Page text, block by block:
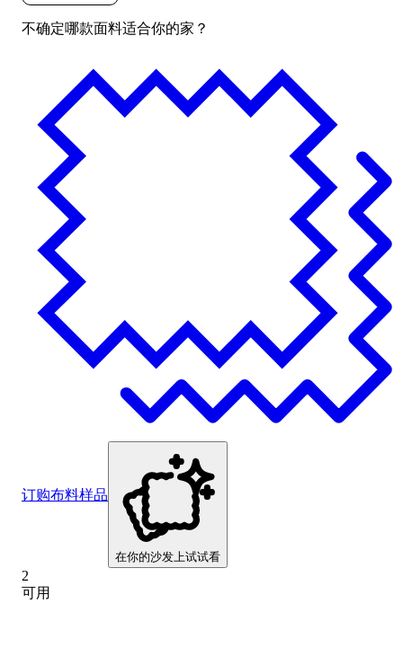
不确定哪款面料适合你的家？
订购布料样品
在你的沙发上试试看
2
可用